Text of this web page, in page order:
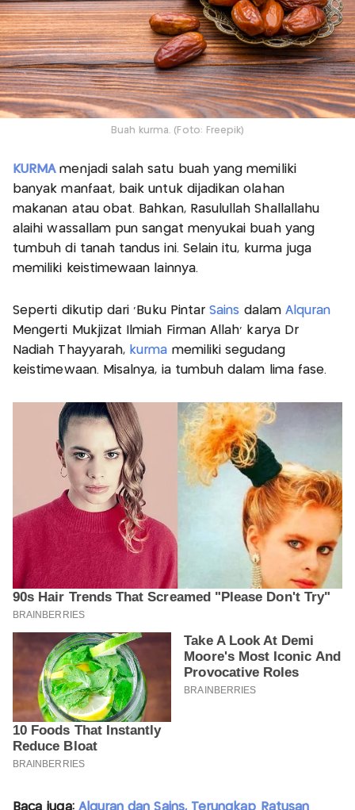
Buah kurma. (Foto: Freepik)
KURMA menjadi salah satu buah yang memiliki
banyak manfaat, baik untuk dijadikan olahan
makanan atau obat. Bahkan, Rasulullah Shallallahu
alaihi wassallam pun sangat menyukai buah yang
tumbuh di tanah tandus ini. Selain itu, kurma juga
memiliki keistimewaan lainnya.
Seperti dikutip dari 'Buku PintarSains dalam Alquran
Mengerti Mukjizat Ilmiah Firman Allah' karya Dr
Nadiah Thayyarah, kurma memiliki segudang
keistimewaan. Misalnya, ia tumbuh dalam lima fase.
Baca juga: Alquran dan Sains, Terungkap Ratusan